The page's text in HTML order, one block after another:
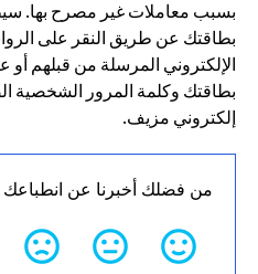
بسبب معاملات غير مصرح بها.
بطاقتك عن طريق النقر على
الإلكتروني المرسلة من قبلهم
بطاقتك وكلمة المرور الشخصية
إلكتروني مزيف.
من فضلك أخبرنا عن انطباعك